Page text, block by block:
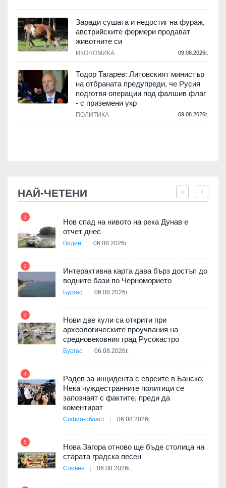
Заради сушата и недостиг на фураж,
австрийските фермери продават
животните си
ИКОНОМИКА 09.08.2026г.
Тодор Тагарев: Литовският министър
на отбраната предупреди, че Русия
подготвя операции под фалшив флаг
- с приземени укр
ПОЛИТИКА 09.08.2026г.
НАЙ-ЧЕТЕНИ
1
Нов спад на нивото на река Дунав е
отчет днес
Видин 06.08.2026г.
2
Интерактивна карта дава бърз достъп до
водните бази по Черноморието
Бургас 06.08.2026г.
3
Нови две кули са открити при
археологическите проучвания на
средновековния град Русокастро
Бургас 06.08.2026г.
4
Радев за инцидента с евреите в Банско:
Нека чуждестранните политици се
запознаят с фактите, преди да
коментират
София-област 06.08.2026г.
5
Нова Загора отново ще бъде столица на
старата градска песен
Сливен 06.08.2026г.